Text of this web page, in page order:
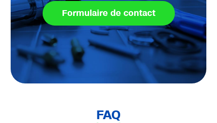
Formulaire de contact
FAQ